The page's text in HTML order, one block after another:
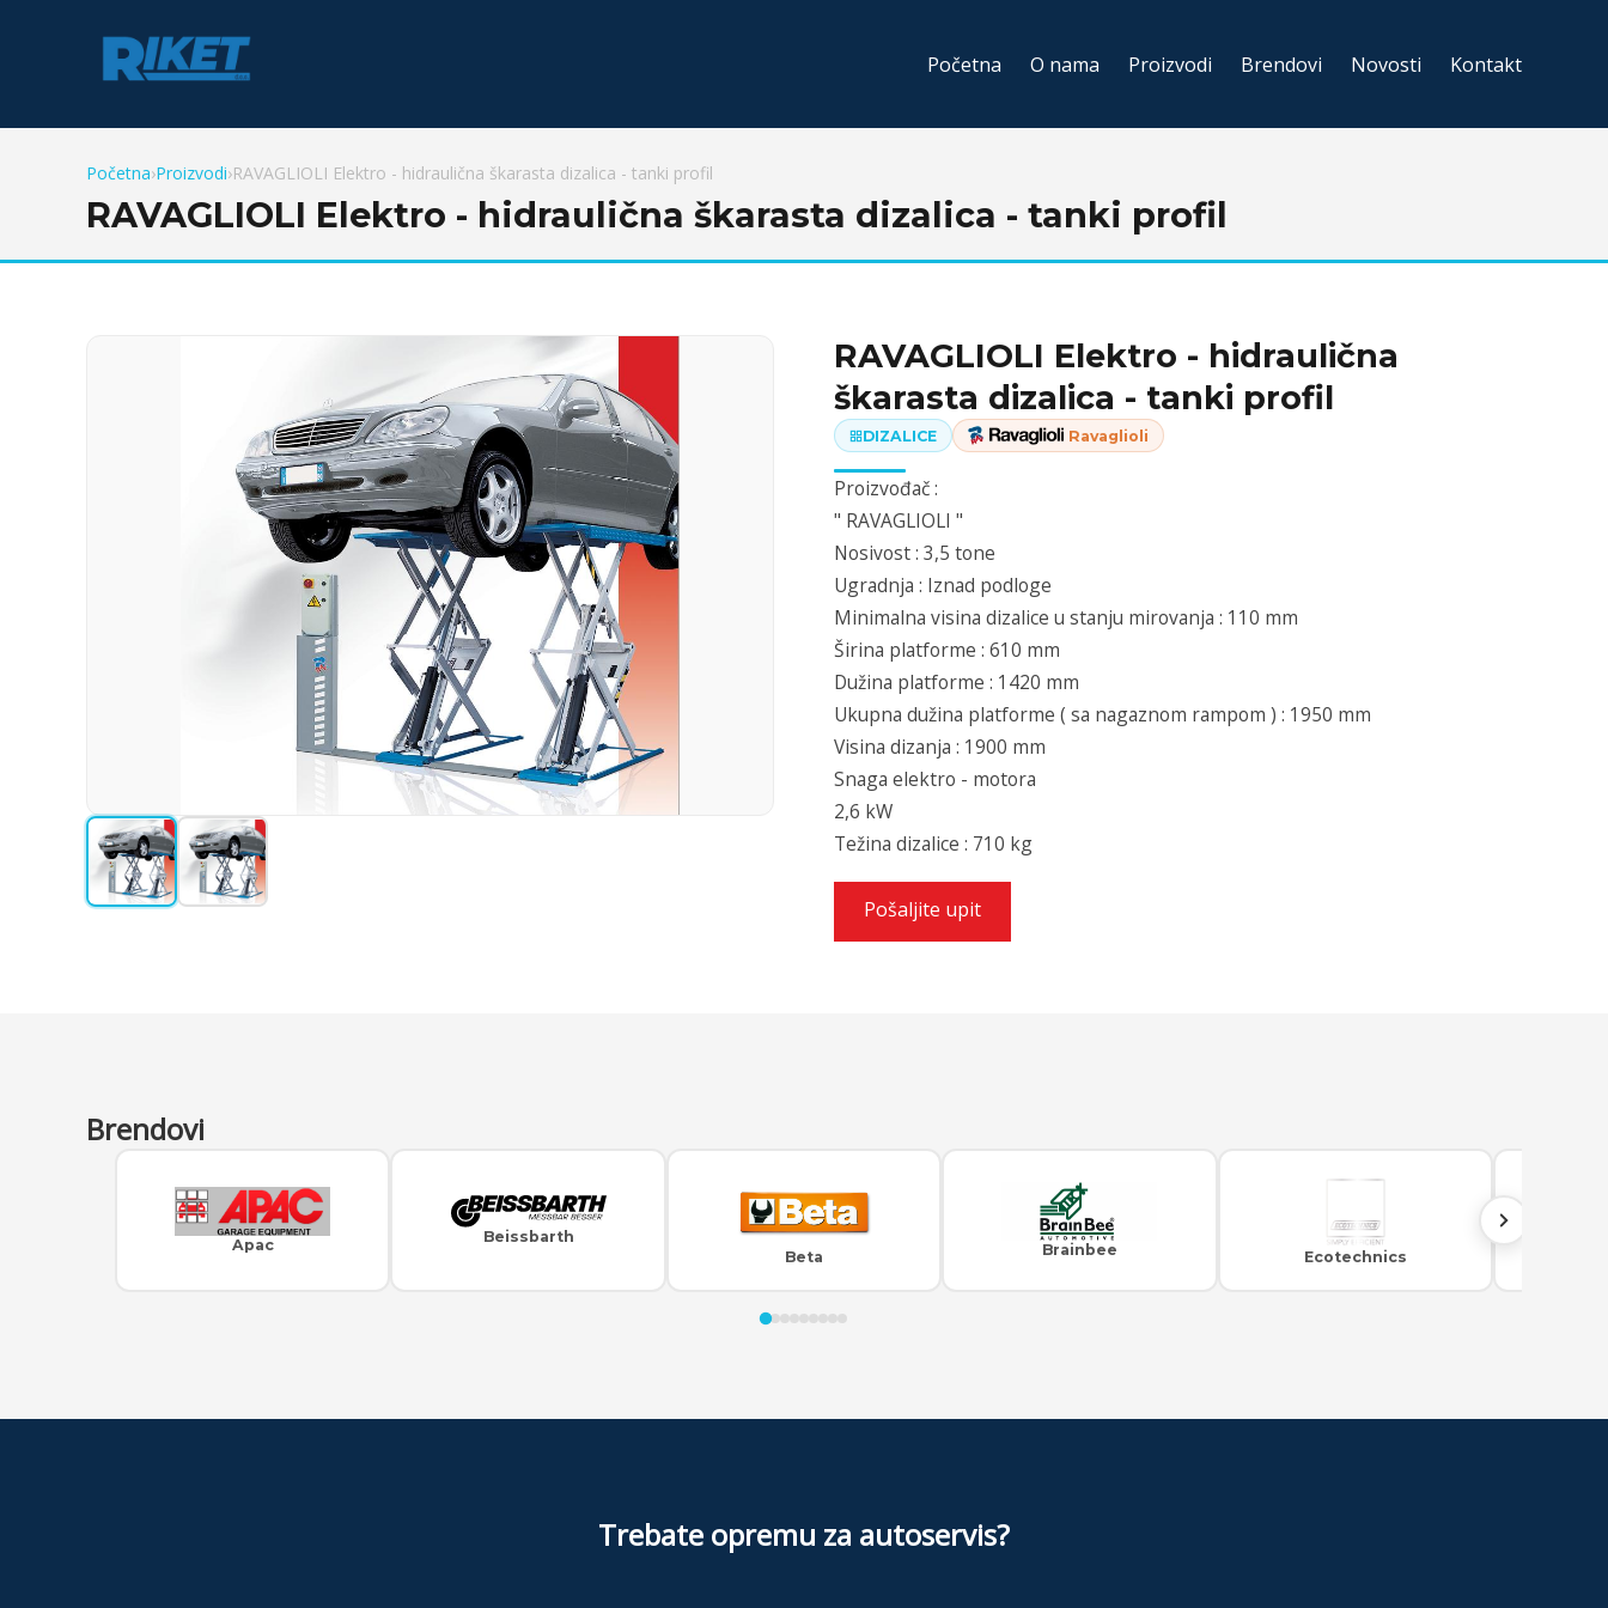
Početna O nama Proizvodi Brendovi Novosti Kontakt
Početna›Proizvodi›RAVAGLIOLI Elektro - hidraulična škarasta dizalica - tanki profil
RAVAGLIOLI Elektro - hidraulična škarasta dizalica - tanki profil
RAVAGLIOLI Elektro - hidraulična
škarasta dizalica - tanki profil
DIZALICE Ravaglioli
Proizvođač :
" RAVAGLIOLI "
Nosivost : 3,5 tone
Ugradnja : Iznad podloge
Minimalna visina dizalice u stanju mirovanja : 110 mm
Širina platforme : 610 mm
Dužina platforme : 1420 mm
Ukupna dužina platforme ( sa nagaznom rampom ) : 1950 mm
Visina dizanja : 1900 mm
Snaga elektro - motora
2,6 kW
Težina dizalice : 710 kg
Pošaljite upit
Brendovi
Apac
Beissbarth
Beta
Brainbee Ecotechnics
Trebate opremu za autoservis?